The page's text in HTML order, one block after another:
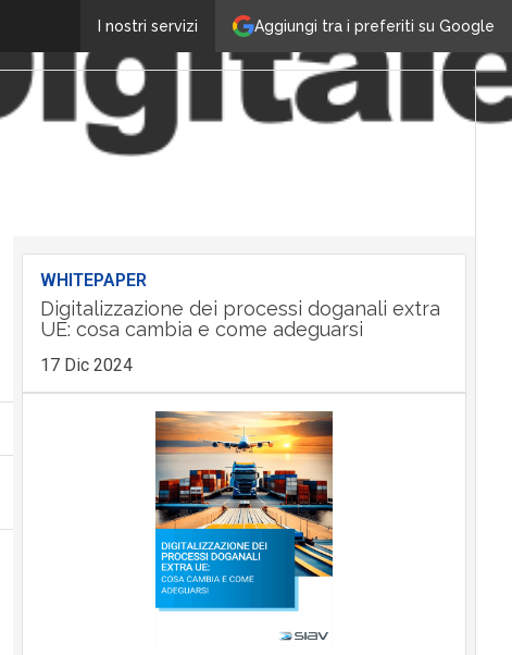
Aggiungi tra i preferiti su Google
I nostri servizi
WHITEPAPER
Digitalizzazione dei processi doganali extra
UE: cosa cambia e come adeguarsi
17 Dic 2024